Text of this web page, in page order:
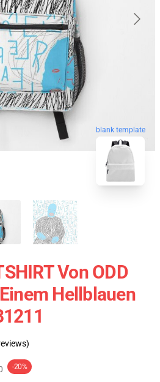
blank template
Von ODD
Hellblauen
-20%